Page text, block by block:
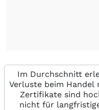
Im Durchschnitt
Verluste beim
Zertifikate sind
nicht für